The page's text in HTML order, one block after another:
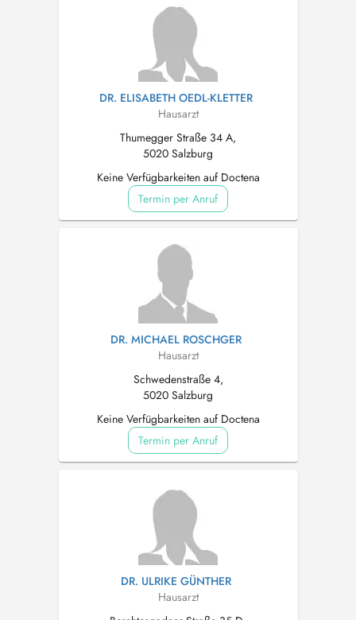
DR. ELISABETH OEDL-KLETTER
Hausarzt
Thumegger Straße 34 A,
5020 Salzburg
Keine Verfügbarkeiten auf Doctena
Termin per Anruf
DR. MICHAEL ROSCHGER
Hausarzt
Schwedenstraße 4,
5020 Salzburg
Keine Verfügbarkeiten auf Doctena
Termin per Anruf
DR. ULRIKE GÜNTHER
Hausarzt